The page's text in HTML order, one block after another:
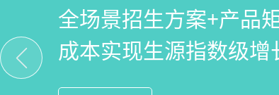
一部手机链接机构、
捷，互动零距离，体验
教培机构数字化全场
位解决学校经营管理难
全场景招生方案+产品
成本实现生源指数级增